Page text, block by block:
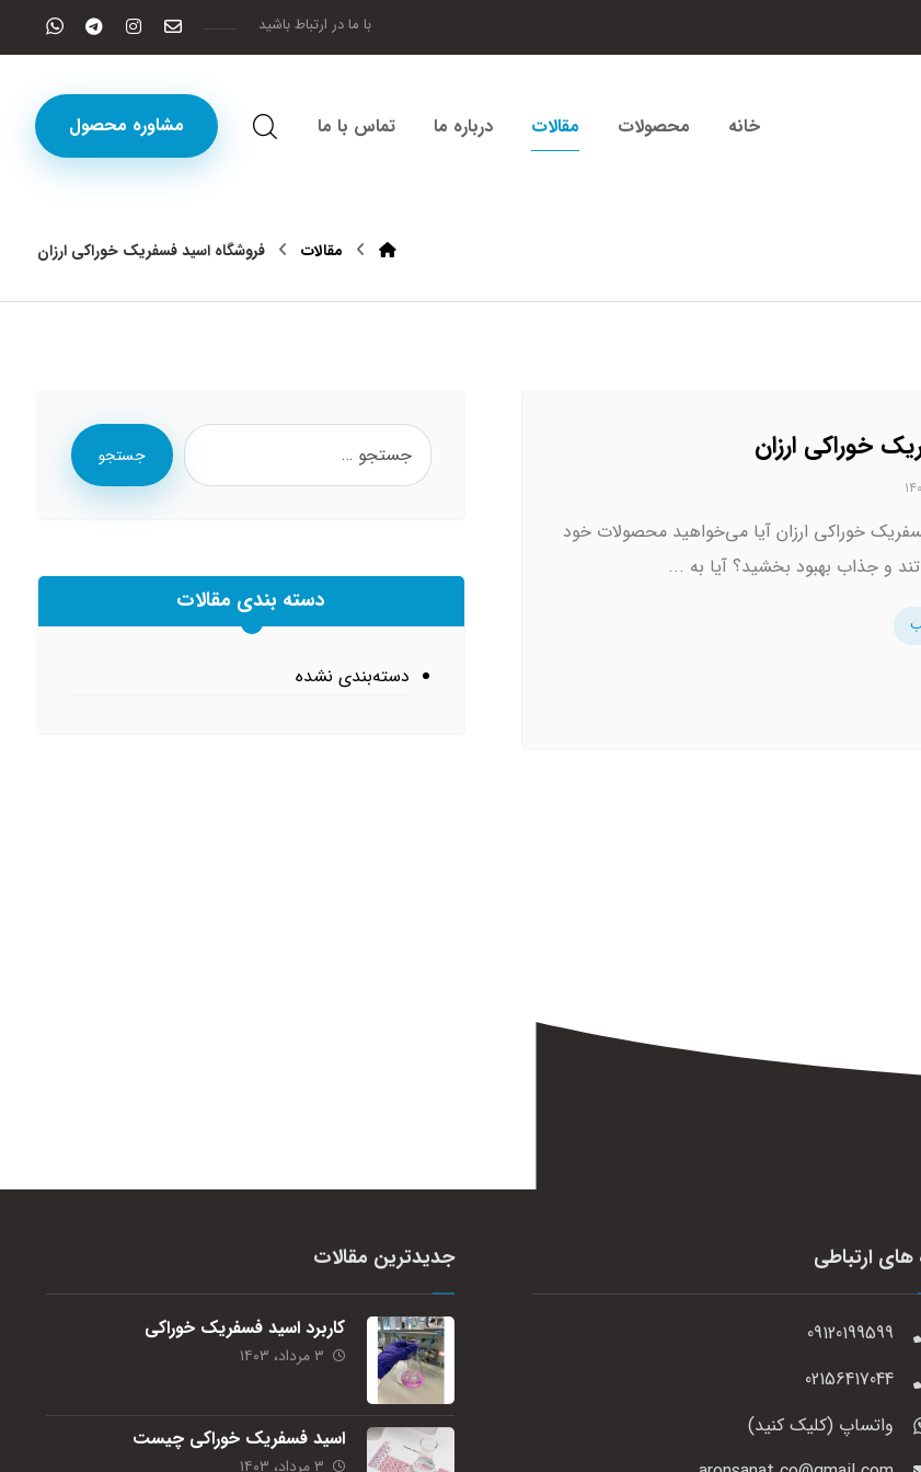
با ما در ارتباط باشید
مشاوره محصول خانه محصولات مقالات درباره ما تماس با ما
مقالات فروشگاه اسید فسفریک خوراکی ارزان
خوراکی ارزان
خوراکی ارزان آیا می‌خواهید محصولات خود
و جذاب بهبود بخشید؟ آیا به ...
جستجو
دسته بندی مقالات
دسته‌بندی نشده
های ارتباطی
09120199599
02156417044
واتساپ (کلیک کنید)
جدیدترین مقالات
کاربرد اسید فسفریک خوراکی
۳ مرداد، ۱۴۰۳
اسید فسفریک خوراکی چیست
۳ مرداد، ۱۴۰۳